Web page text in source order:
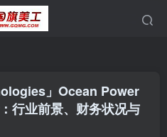
」Ocean Power
行业前景、财务状况与